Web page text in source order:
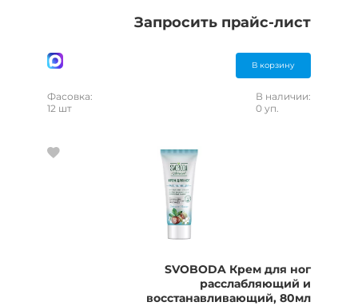
Запросить прайс-лист
В корзину
Фасовка:
12 шт
В наличии:
0 уп.
SVOBODA Крем для ног
расслабляющий и
восстанавливающий, 80мл